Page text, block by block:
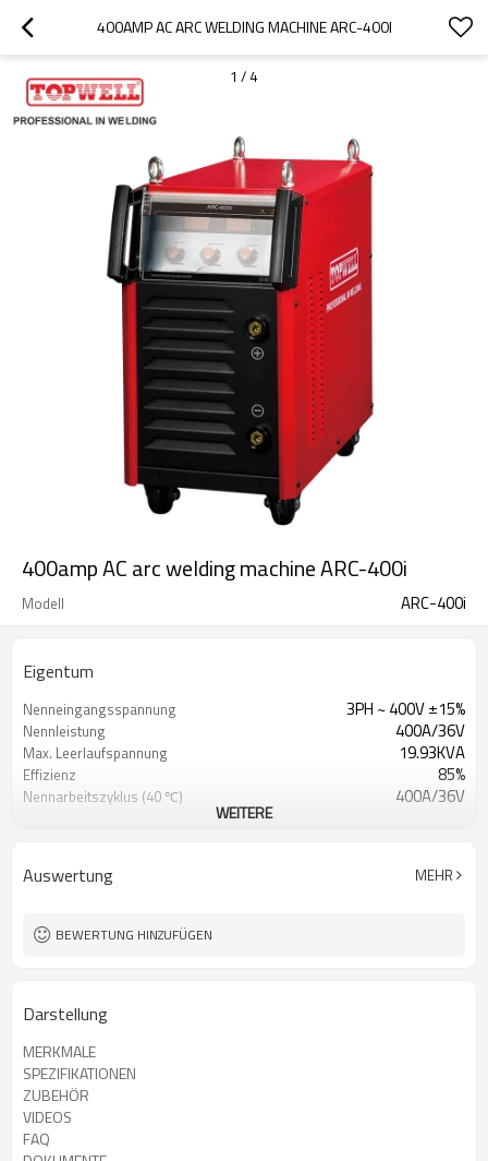
400AMP AC ARC WELDING MACHINE ARC-400I
1 / 4
400amp AC arc welding machine ARC-400i
Modell ARC-400i
Eigentum
Nenneingangsspannung 3PH ~ 400V ±15%
Nennleistung 400A/36V
Max. Leerlaufspannung 19.93KVA
Effizienz 85%
Nennarbeitszyklus (40 ℃)
400A/36V
Schweißstrom /
20A/20.8V~400A/36V
Garantie
Maße
WEITERE
Auswertung MEHR
BEWERTUNG HINZUFÜGEN
Darstellung
MERKMALE
SPEZIFIKATIONEN
ZUBEHÖR
VIDEOS
FAQ